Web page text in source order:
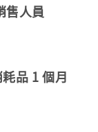
售人員
品 1 個月